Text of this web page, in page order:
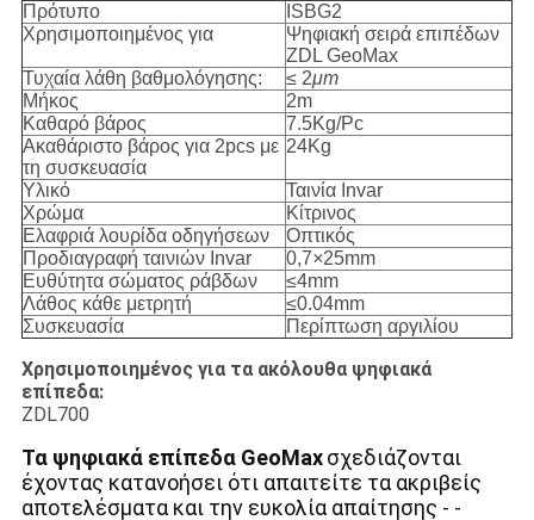
Πρότυπο
ISBG2
Χρησιμοποιημένος για
Ψηφιακή σειρά επιπέδων
ZDL GeoMax
Τυχαία λάθη βαθμολόγησης:
≤ 2μm
Μήκος
2m
Καθαρό βάρος
7.5Kg/Pc
Ακαθάριστο βάρος για 2pcs με
τη συσκευασία
24Kg
Υλικό
Ταινία Invar
Χρώμα
Κίτρινος
Ελαφριά λουρίδα οδηγήσεων
Οπτικός
Προδιαγραφή ταινιών Invar
0,7×25mm
Ευθύτητα σώματος ράβδων
≤4mm
Λάθος κάθε μετρητή
≤0.04mm
Συσκευασία
Περίπτωση αργιλίου
Χρησιμοποιημένος για τα ακόλουθα ψηφιακά
επίπεδα:
ZDL700
Τα ψηφιακάεπίπεδαGeoMaxσχεδιάζονται
έχοντας κατανοήσει ότιαπαιτείτε τα ακριβείς
αποτελέσματα καιτην ευκολία απαίτησης - -